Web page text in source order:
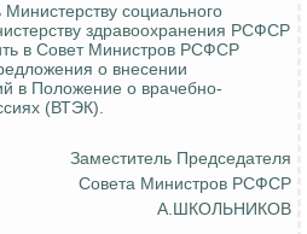
Министерству социального
здравоохранения РСФСР
в Совет Министров РСФСР
о внесении
в Положение о врачебно-
(ВТЭК).
Заместитель Председателя
Совета Министров РСФСР
А.ШКОЛЬНИКОВ